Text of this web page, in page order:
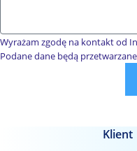
Wyrażam zgodę na kontakt od
Podane dane będą
Klient